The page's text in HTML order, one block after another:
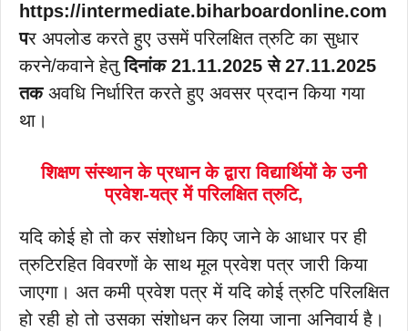
https://intermediate.biharboardonline.com
पर अपलोड करते हुए उसमें परिलक्षित त्रुटि का सुधार
करने/कवाने हेतुदिनांक 21.11.2025 से 27.11.2025
तकअवधि निर्धारित करते हुए अवसर प्रदान किया गया
था।
शिक्षण संस्थान के प्रधान के द्वारा विद्यार्थियों के उनी
प्रवेश-यत्र में परिलक्षित त्रुटि,
यदि कोई हो तो कर संशोधन किए जाने के आधार पर ही
त्रुटिरहित विवरणों के साथ मूल प्रवेश पत्र जारी किया
जाएगा। अत कमी प्रवेश पत्र में यदि कोई त्रुटि परिलक्षित
हो रही हो तो उसका संशोधन कर लिया जाना अनिवार्य है।